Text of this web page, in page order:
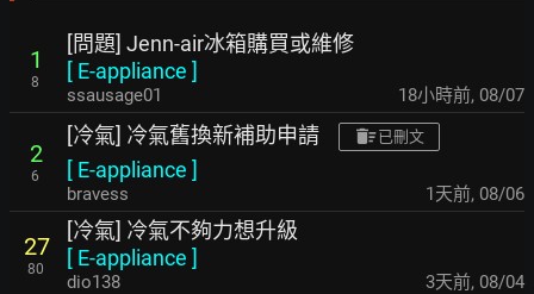
1
8
[問題] Jenn-air冰箱購買或維修
[ E-appliance ]
ssausage01 18小時前, 08/07
2
6
[冷氣] 冷氣舊換新補助申請 已刪文
[ E-appliance ]
bravess 1天前, 08/06
27
80
[冷氣] 冷氣不夠力想升級
[ E-appliance ]
dio138 3天前, 08/04